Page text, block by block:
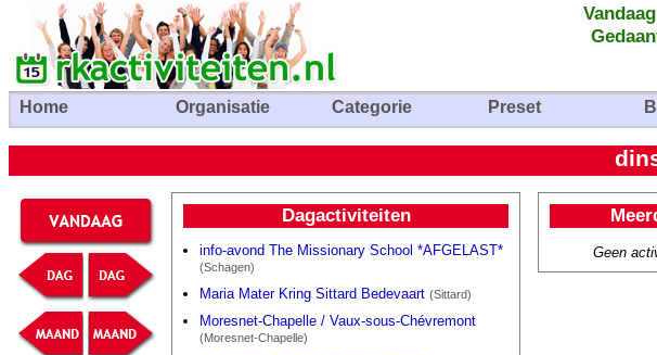
Home Organisatie Categorie Preset
Dagactiviteiten
info-avond The Missionary School *AFGELAST*
(Schagen)
Maria Mater Kring Sittard Bedevaart (Sittard)
Moresnet-Chapelle / Vaux-sous-Chévremont
(Moresnet-Chapelle)
Geen